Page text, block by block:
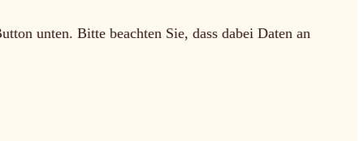
unten. Bitte beachten Sie, dass dabei Daten an